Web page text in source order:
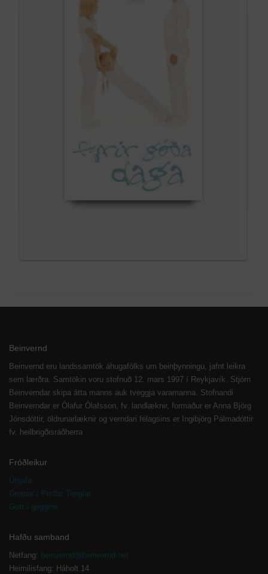
Beinvernd
Beinvernd eru landssamtök áhugafólks um beinþynningu, jafnt leikra
sem lærðra. Samtökin voru stofnuð 12. mars 1997 í Reykjavík. Stjórn
Beinverndar skipa átta manns auk tveggja varamanna. Stofnandi
Beinverndar er Ólafur Ólafsson, fv. landlæknir, formaður er Anna Björg
Jónsdóttir, öldrunarlæknir og verndari félagsins er Ingibjörg Pálmadóttir
fv. heilbrigðisráðherra
Fróðleikur
Útgáfa
Greinar / Pistlar Tenglar
Gott í gogginn
Hafðu samband
Netfang: beinvernd@beinvernd.net
Heimilisfang: Háholt 14